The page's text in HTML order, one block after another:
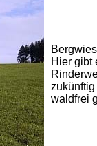
Hier gibt
waldfrei